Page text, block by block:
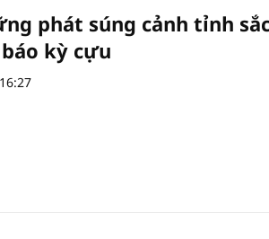
phát súng cảnh tỉnh
kỳ cựu